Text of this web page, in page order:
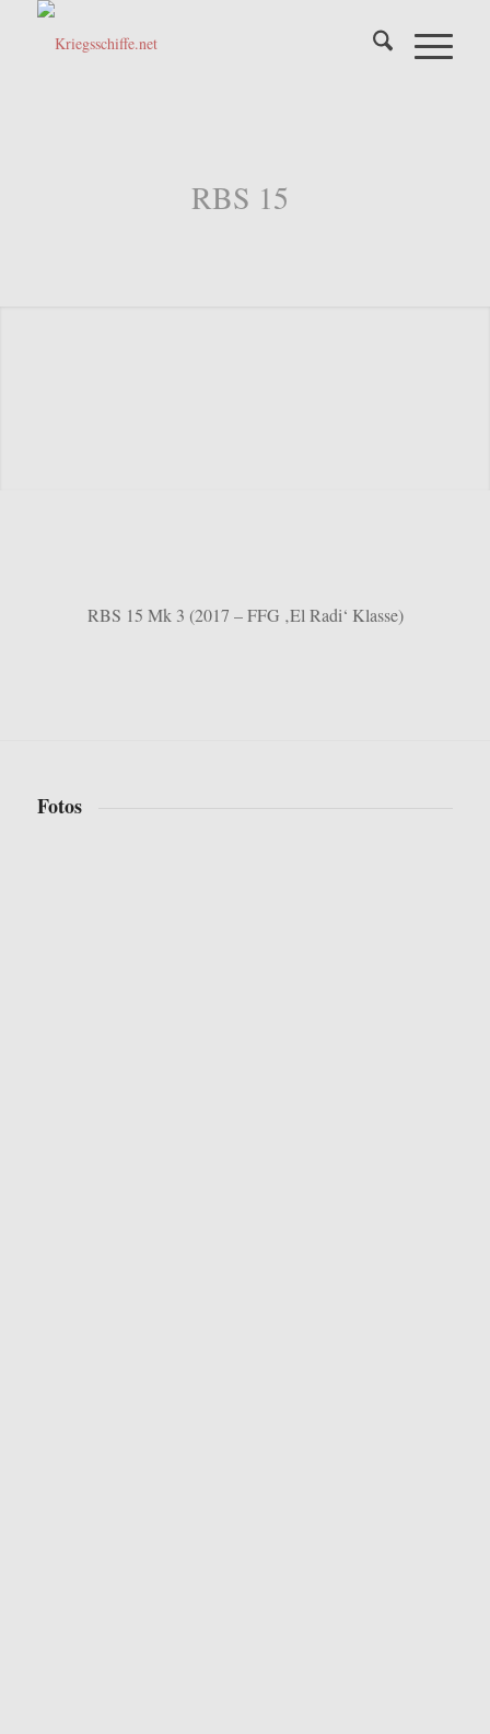
RBS 15
RBS 15 Mk 3 (2017 – FFG ‚El Radi‘ Klasse)
Fotos